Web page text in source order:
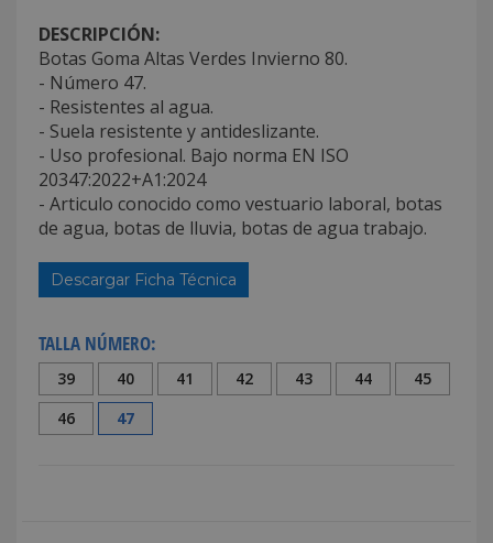
DESCRIPCIÓN:
Botas Goma Altas Verdes Invierno 80.
- Número 47.
- Resistentes al agua.
- Suela resistente y antideslizante.
- Uso profesional. Bajo norma EN ISO
20347:2022+A1:2024
- Articulo conocido como vestuario laboral, botas
de agua, botas de lluvia, botas de agua trabajo.
Descargar Ficha Técnica
TALLA NÚMERO:
39 40 41 42 43 44
45
46
47